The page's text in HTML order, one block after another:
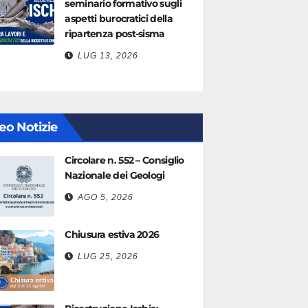
seminario formativo sugli
aspetti burocratici della
ripartenza post-sisma
LUG 13, 2026
Notizie
Circolare n. 552 – Consiglio
Nazionale dei Geologi
AGO 5, 2026
Chiusura estiva 2026
LUG 25, 2026